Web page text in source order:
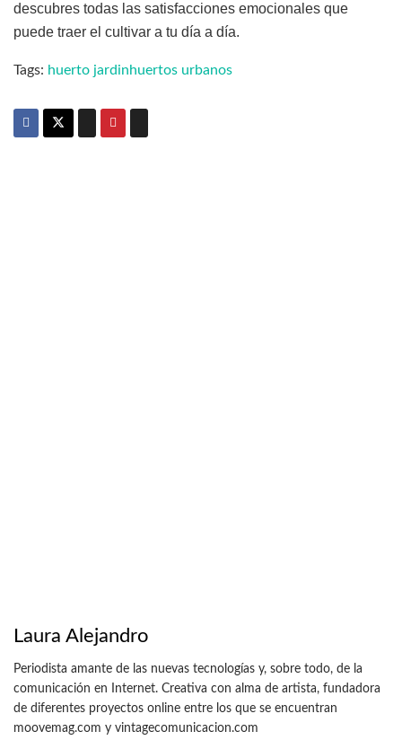
descubres todas las satisfacciones emocionales que
puede traer el cultivar a tu día a día.
Tags: huerto jardinhuertos urbanos
Laura Alejandro
Periodista amante de las nuevas tecnologías y, sobre todo, de la
comunicación en Internet. Creativa con alma de artista, fundadora
de diferentes proyectos online entre los que se encuentran
moovemag.com y vintagecomunicacion.com